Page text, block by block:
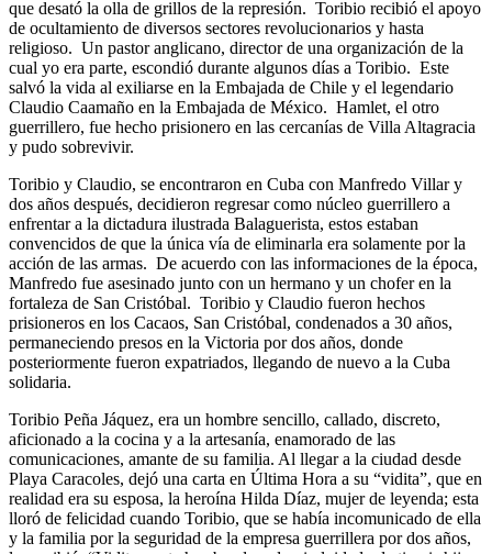
que desató la olla de grillos de la represión. Toribio recibió el apoyo
de ocultamiento de diversos sectores revolucionarios y hasta
religioso. Un pastor anglicano, director de una organización de la
cual yo era parte, escondió durante algunos días a Toribio. Este
salvó la vida al exiliarse en la Embajada de Chile y el legendario
Claudio Caamaño en la Embajada de México. Hamlet, el otro
guerrillero, fue hecho prisionero en las cercanías de Villa Altagracia
y pudo sobrevivir.
Toribio y Claudio, se encontraron en Cuba con Manfredo Villar y
dos años después, decidieron regresar como núcleo guerrillero a
enfrentar a la dictadura ilustrada Balaguerista, estos estaban
convencidos de que la única vía de eliminarla era solamente por la
acción de las armas. De acuerdo con las informaciones de la época,
Manfredo fue asesinado junto con un hermano y un chofer en la
fortaleza de San Cristóbal. Toribio y Claudio fueron hechos
prisioneros en los Cacaos, San Cristóbal, condenados a 30 años,
permaneciendo presos en la Victoria por dos años, donde
posteriormente fueron expatriados, llegando de nuevo a la Cuba
solidaria.
Toribio Peña Jáquez, era un hombre sencillo, callado, discreto,
aficionado a la cocina y a la artesanía, enamorado de las
comunicaciones, amante de su familia. Al llegar a la ciudad desde
Playa Caracoles, dejó una carta en Última Hora a su “vidita”, que en
realidad era su esposa, la heroína Hilda Díaz, mujer de leyenda; esta
lloró de felicidad cuando Toribio, que se había incomunicado de ella
y la familia por la seguridad de la empresa guerrillera por dos años,